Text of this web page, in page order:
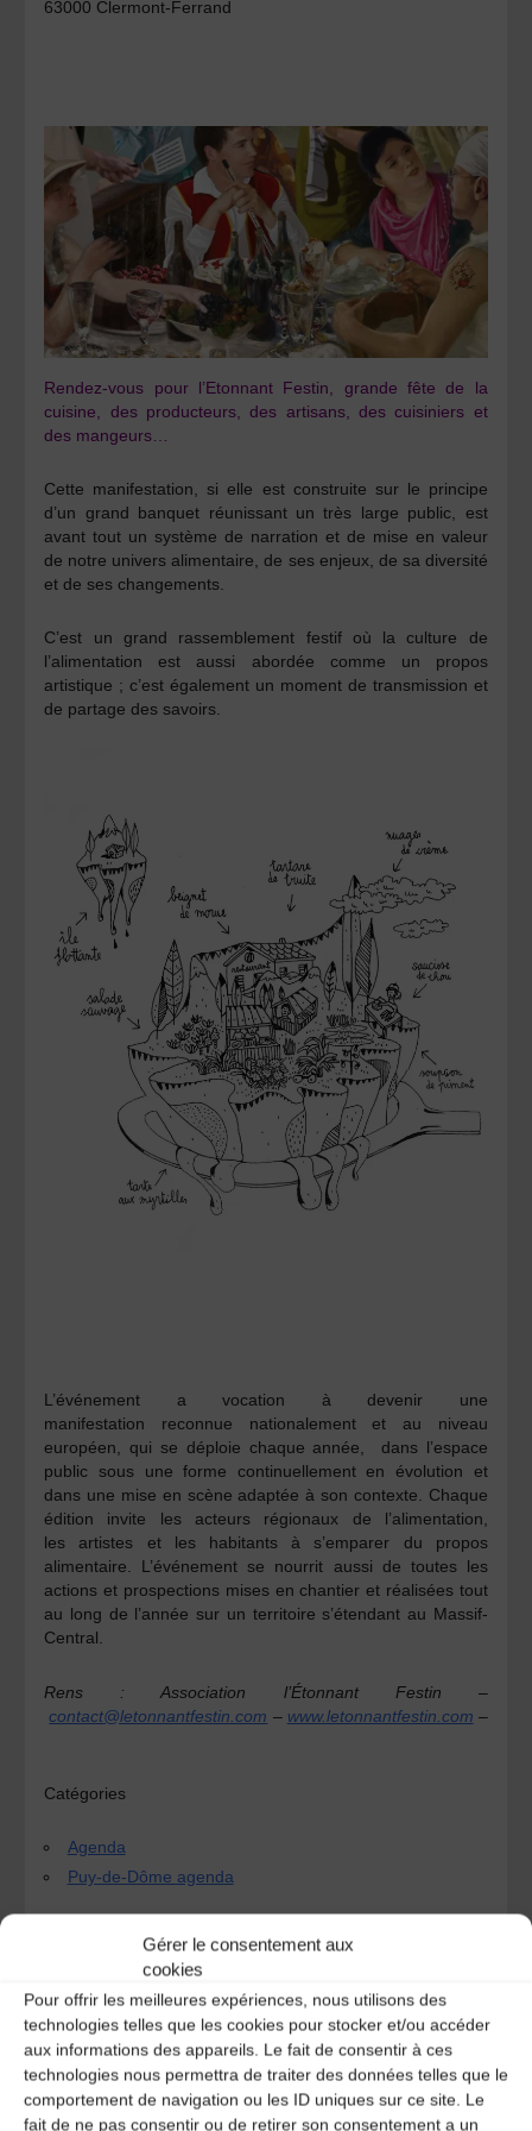
Gérer le consentement aux
cookies
Pour offrir les meilleures expériences, nous utilisons des
technologies telles que les cookies pour stocker et/ou accéder
aux informations des appareils. Le fait de consentir à ces
technologies nous permettra de traiter des données telles que le
comportement de navigation ou les ID uniques sur ce site. Le
fait de ne pas consentir ou de retirer son consentement a un
63000 Clermont-Ferrand
Rendez-vous pour l’Etonnant Festin, grande fête de la
cuisine, des producteurs, des artisans, des cuisiniers et
des mangeurs…
Cette manifestation, si elle est construite sur le principe
d’un grand banquet réunissant un très large public, est
avant tout un système de narration et de mise en valeur
de notre univers alimentaire, de ses enjeux, de sa diversité
et de ses changements.
C’est un grand rassemblement festifoù laculture de
l’alimentation est aussi abordée comme un propos
artistique ; c’est également un moment de transmission et
de partage des savoirs.
L’événement a vocation à devenir une
manifestation reconnue nationalement et au niveau
européen, qui se déploie chaque année, dans l’espace
public sous une forme continuellement en évolution et
dans une mise en scène adaptée à son contexte. Chaque
édition invite les acteurs régionaux de l’alimentation,
les artistes et les habitants à s’emparer du propos
alimentaire.
L’événement se nourrit aussi de toutes les
actions et prospections mises en chantier et réalisées tout
au long de l’année sur un territoire s’étendant au Massif-
Central.
Rens : Association l’Étonnant Festin –
contact@letonnantfestin.com – www.letonnantfestin.com –
Catégories
Agenda
Puy-de-Dôme agenda
Festival Comboros
Colloque Rencontre à la Bascule – élevage, éthique
et esthétique